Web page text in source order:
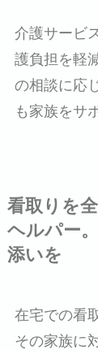
介護サービ
護負担を軽
の相談に応
も家族をサ
看取りを
ヘルパー
添いを
在宅での看
その家族に